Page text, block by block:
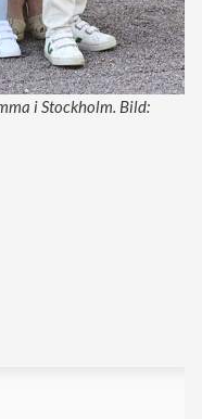
i Stockholm. Bild: